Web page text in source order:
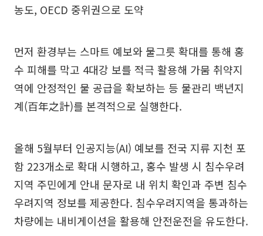
농도, OECD 중위권으로 도약
먼저 환경부는 스마트 예보와 물그릇 확대를 통해 홍
수 피해를 막고 4대강 보를 적극 활용해 가뭄 취약지
역에 안정적인 물 공급을 확보하는 등 물관리 백년지
계(百年之計)를 본격적으로 실행한다.
올해 5월부터 인공지능(AI) 예보를 전국 지류 지천 포
함 223개소로 확대 시행하고, 홍수 발생 시 침수우려
지역 주민에게 안내 문자로 내 위치 확인과 주변 침수
우려지역 정보를 제공한다. 침수우려지역을 통과하는
차량에는 내비게이션을 활용해 안전운전을 유도한다.